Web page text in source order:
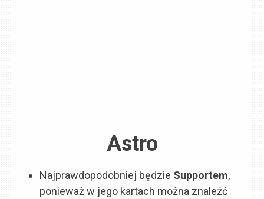
Astro
Najprawdopodobniej będzie Supportem,
ponieważ w jego kartach można znaleźć